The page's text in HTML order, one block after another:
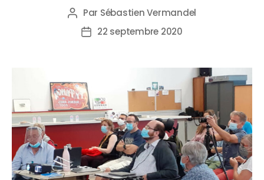
Par Sébastien Vermandel
22 septembre 2020